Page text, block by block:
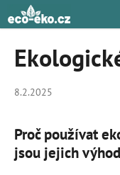
na
obsah
8.2.2025
Proč používat
jsou jejich
o
o
o
t